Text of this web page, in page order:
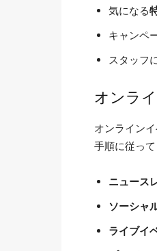
気になる
キャンペ
スタッフ
オンラ
オンライン
手順に従って
ニュース
ソーシャ
ライブイ